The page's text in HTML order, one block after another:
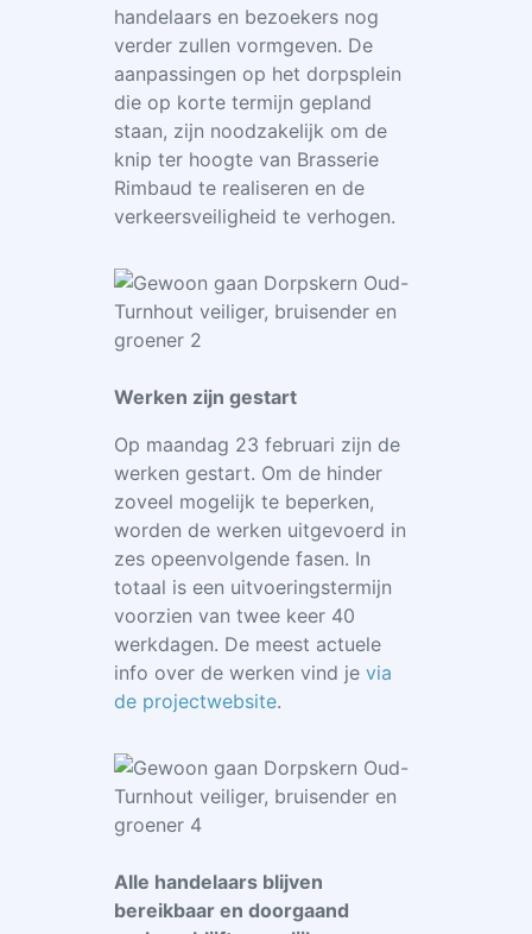
handelaars en bezoekers nog
verder zullen vormgeven. De
aanpassingen op het dorpsplein
die op korte termijn gepland
staan, zijn noodzakelijk om de
knip ter hoogte van Brasserie
Rimbaud te realiseren en de
verkeersveiligheid te verhogen.
Werken zijn gestart
Op maandag 23 februari zijn de
werken gestart. Om de hinder
zoveel mogelijk te beperken,
worden de werken uitgevoerd in
zes opeenvolgende fasen. In
totaal is een uitvoeringstermijn
voorzien van twee keer 40
werkdagen. De meest actuele
info over de werken vind je via
de projectwebsite.
Alle handelaars blijven
bereikbaar en doorgaand